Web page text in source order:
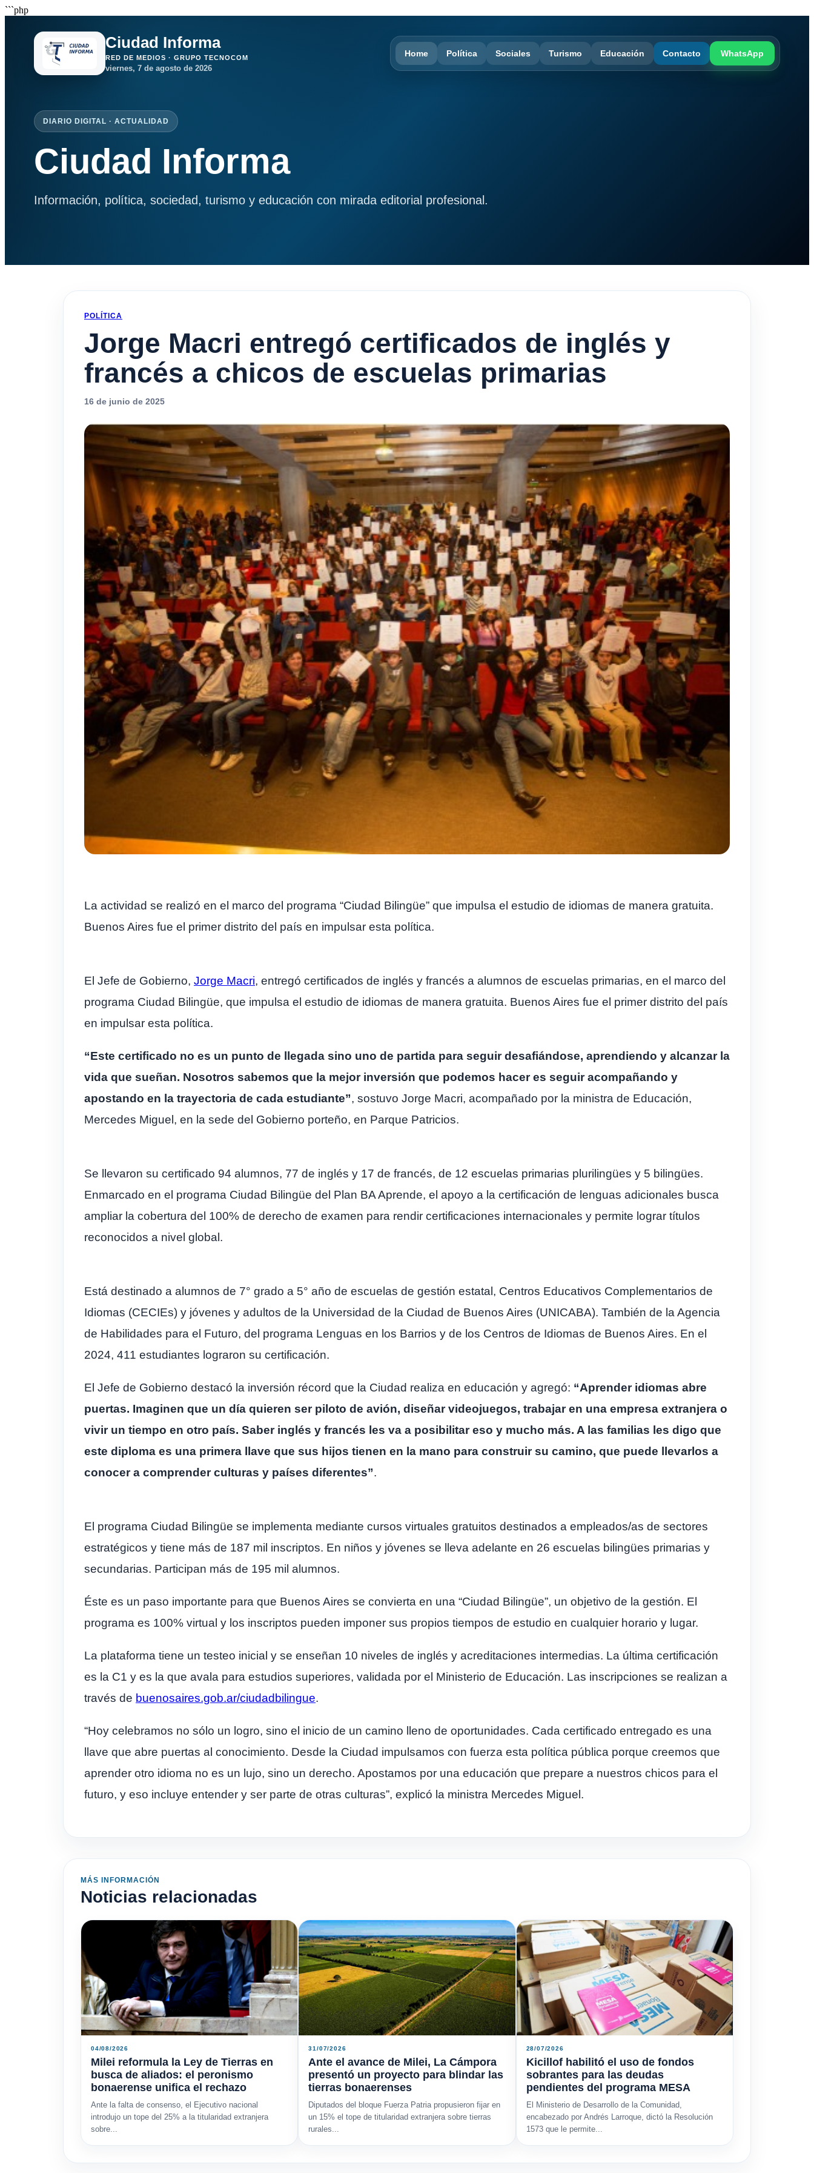
```php
Ciudad Informa
RED DE MEDIOS · GRUPO TECNOCOM
viernes, 7 de agosto de 2026
Home Política Sociales Turismo Educación Contacto WhatsApp
DIARIO DIGITAL · ACTUALIDAD
Ciudad Informa
Información, política, sociedad, turismo y educación con mirada editorial profesional.
POLÍTICA
Jorge Macri entregó certificados de inglés y
francés a chicos de escuelas primarias
16 de junio de 2025
La actividad se realizó en el marco del programa “Ciudad Bilingüe” que impulsa el estudio de idiomas de manera gratuita.
Buenos Aires fue el primer distrito del país en impulsar esta política.
El Jefe de Gobierno, Jorge Macri, entregó certificados de inglés y francés a alumnos de escuelas primarias, en el marco del
programa Ciudad Bilingüe, que impulsa el estudio de idiomas de manera gratuita. Buenos Aires fue el primer distrito del país
en impulsar esta política.
“Este certificado no es un punto de llegada sino uno de partida para seguir desafiándose, aprendiendo y alcanzar la
vida que sueñan. Nosotros sabemos que la mejor inversión que podemos hacer es seguir acompañando y
apostando en la trayectoria de cada estudiante”, sostuvo Jorge Macri, acompañado por la ministra de Educación,
Mercedes Miguel, en la sede del Gobierno porteño, en Parque Patricios.
Se llevaron su certificado 94 alumnos, 77 de inglés y 17 de francés, de 12 escuelas primarias plurilingües y 5 bilingües.
Enmarcado en el programa Ciudad Bilingüe del Plan BA Aprende, el apoyo a la certificación de lenguas adicionales busca
ampliar la cobertura del 100% de derecho de examen para rendir certificaciones internacionales y permite lograr títulos
reconocidos a nivel global.
Está destinado a alumnos de 7° grado a 5° año de escuelas de gestión estatal, Centros Educativos Complementarios de
Idiomas (CECIEs) y jóvenes y adultos de la Universidad de la Ciudad de Buenos Aires (UNICABA). También de la Agencia
de Habilidades para el Futuro, del programa Lenguas en los Barrios y de los Centros de Idiomas de Buenos Aires. En el
2024, 411 estudiantes lograron su certificación.
El Jefe de Gobierno destacó la inversión récord que la Ciudad realiza en educación y agregó: “Aprender idiomas abre
puertas. Imaginen que un día quieren ser piloto de avión, diseñar videojuegos, trabajar en una empresa extranjera o
vivir un tiempo en otro país. Saber inglés y francés les va a posibilitar eso y mucho más. A las familias les digo que
este diploma es una primera llave que sus hijos tienen en la mano para construir su camino, que puede llevarlos a
conocer a comprender culturas y países diferentes”.
El programa Ciudad Bilingüe se implementa mediante cursos virtuales gratuitos destinados a empleados/as de sectores
estratégicos y tiene más de 187 mil inscriptos. En niños y jóvenes se lleva adelante en 26 escuelas bilingües primarias y
secundarias. Participan más de 195 mil alumnos.
Éste es un paso importante para que Buenos Aires se convierta en una “Ciudad Bilingüe”, un objetivo de la gestión. El
programa es 100% virtual y los inscriptos pueden imponer sus propios tiempos de estudio en cualquier horario y lugar.
La plataforma tiene un testeo inicial y se enseñan 10 niveles de inglés y acreditaciones intermedias. La última certificación
es la C1 y es la que avala para estudios superiores, validada por el Ministerio de Educación. Las inscripciones se realizan a
través de buenosaires.gob.ar/ciudadbilingue.
“Hoy celebramos no sólo un logro, sino el inicio de un camino lleno de oportunidades. Cada certificado entregado es una
llave que abre puertas al conocimiento. Desde la Ciudad impulsamos con fuerza esta política pública porque creemos que
aprender otro idioma no es un lujo, sino un derecho. Apostamos por una educación que prepare a nuestros chicos para el
futuro, y eso incluye entender y ser parte de otras culturas”, explicó la ministra Mercedes Miguel.
MÁS INFORMACIÓN
Noticias relacionadas
04/08/2026
Milei reformula la Ley de Tierras en
busca de aliados: el peronismo
bonaerense unifica el rechazo
Ante la falta de consenso, el Ejecutivo nacional
introdujo un tope del 25% a la titularidad extranjera
sobre...
31/07/2026
Ante el avance de Milei, La Cámpora
presentó un proyecto para blindar las
tierras bonaerenses
Diputados del bloque Fuerza Patria propusieron fijar en
un 15% el tope de titularidad extranjera sobre tierras
rurales...
28/07/2026
Kicillof habilitó el uso de fondos
sobrantes para las deudas
pendientes del programa MESA
El Ministerio de Desarrollo de la Comunidad,
encabezado por Andrés Larroque, dictó la Resolución
1573 que le permite...